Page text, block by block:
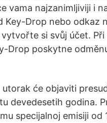
vama najzanimljiviji i
Drop nebo odkaz
si svůj účet.
Drop poskytne
će objaviti
devedesetih godina.
specijalnoj emisiji od